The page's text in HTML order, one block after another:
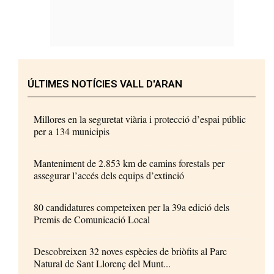
ÚLTIMES NOTÍCIES VALL D'ARAN
Millores en la seguretat viària i protecció d’espai públic
per a 134 municipis
Manteniment de 2.853 km de camins forestals per
assegurar l’accés dels equips d’extinció
80 candidatures competeixen per la 39a edició dels
Premis de Comunicació Local
Descobreixen 32 noves espècies de briòfits al Parc
Natural de Sant Llorenç del Munt...